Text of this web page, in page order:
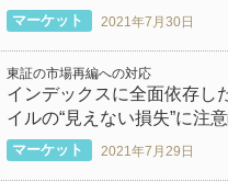
マーケット 2021年7月30日
東証の市場再編への対応
インデックスに全面依存し
イルの“見えない損失”に注意
マーケット 2021年7月29日